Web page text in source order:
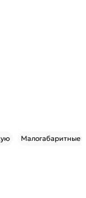
Малогабаритные